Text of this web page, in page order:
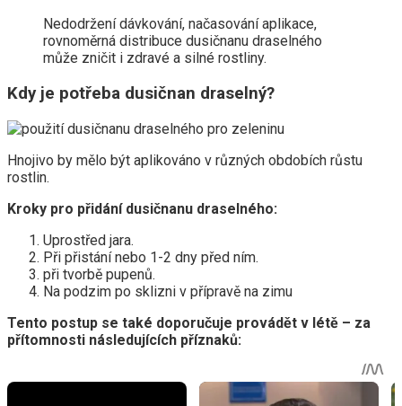
Nedodržení dávkování, načasování aplikace,
rovnoměrná distribuce dusičnanu draselného
může zničit i zdravé a silné rostliny.
Kdy je potřeba dusičnan draselný?
Hnojivo by mělo být aplikováno v různých obdobích růstu
rostlin.
Kroky pro přidání dusičnanu draselného:
Uprostřed jara.
Při přistání nebo 1-2 dny před ním.
při tvorbě pupenů.
Na podzim po sklizni v přípravě na zimu
Tento postup se také doporučuje provádět v létě – za
přítomnosti následujících příznaků: